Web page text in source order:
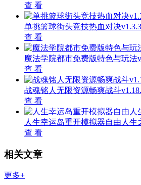
查 看
单挑篮球街头竞技热血对决
查 看
魔法学院都市免费版特色与玩法
查 看
战魂铭人无限资源畅爽战斗
查 看
人生幸运岛重开模拟器自由人生
查 看
相关文章
更多+